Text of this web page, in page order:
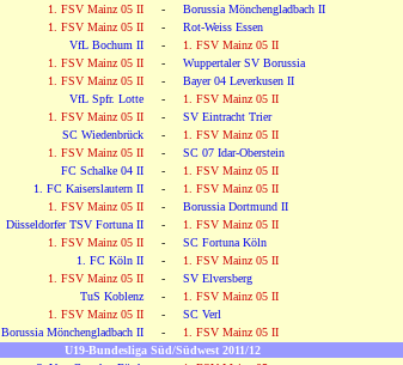
1. FSV Mainz 05 II - Borussia Mönchengladbach II
1. FSV Mainz 05 II - Rot-Weiss Essen
VfL Bochum II - 1. FSV Mainz 05 II
1. FSV Mainz 05 II - Wuppertaler SV Borussia
1. FSV Mainz 05 II - Bayer 04 Leverkusen II
VfL Spfr. Lotte - 1. FSV Mainz 05 II
1. FSV Mainz 05 II - SV Eintracht Trier
SC Wiedenbrück - 1. FSV Mainz 05 II
1. FSV Mainz 05 II - SC 07 Idar-Oberstein
FC Schalke 04 II - 1. FSV Mainz 05 II
1. FC Kaiserslautern II - 1. FSV Mainz 05 II
1. FSV Mainz 05 II - Borussia Dortmund II
Düsseldorfer TSV Fortuna II - 1. FSV Mainz 05 II
1. FSV Mainz 05 II - SC Fortuna Köln
1. FC Köln II - 1. FSV Mainz 05 II
1. FSV Mainz 05 II - SV Elversberg
TuS Koblenz - 1. FSV Mainz 05 II
1. FSV Mainz 05 II - SC Verl
Borussia Mönchengladbach II - 1. FSV Mainz 05 II
U19-Bundesliga Süd/Südwest 2011/12